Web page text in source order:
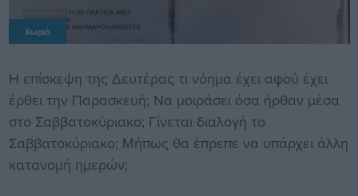
Χωριά
Η επίσκεψη της Δευτέρας τι νόημα έχει αφού έχει
έρθει την Παρασκευή; Να μοιράσει όσα ήρθαν μέσα
στο Σαββατοκύριακο; Γίνεται διαλογή το
Σαββατοκύριακο; Μήπως θα έπρεπε να υπάρχει άλλη
κατανομή ημερών;